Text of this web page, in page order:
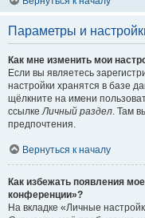
Параметры и
Как мне изменить мои
Если вы являетесь
настройки хранятся в базе
щёлкните на имени
ссылкеЛичный раздел. Там
предпочтения.
Вернуться к началу
Как избежать появления
конференции»?
На вкладке «Личные